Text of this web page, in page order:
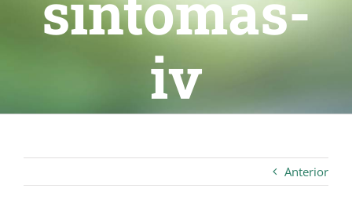
iv
Anterior